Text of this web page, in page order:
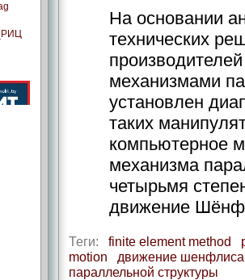
На основании
технических
механизмами
установлен
таких
компьютерное
механизма
четырьмя
движение
Теги: finite element method
motion
движение шенфлиса
параллельной структуры